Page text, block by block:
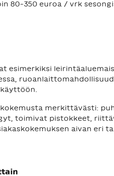
80–350 euroa / vrk
esimerkiksi
merkittävästi:
toimivat pistokkeet,
aivan eri